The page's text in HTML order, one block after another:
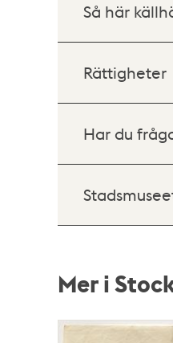
Så här
Rättigheter
Har du
Mer i
Relaterade